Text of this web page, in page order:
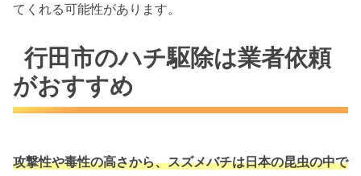
てくれる可能性があります。
行田市のハチ駆除は業者依頼
がおすすめ
攻撃性や毒性の高さから、スズメバチは日本の昆虫の中で